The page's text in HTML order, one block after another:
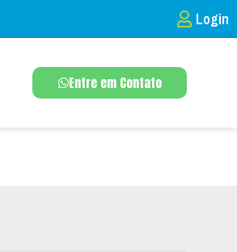
Login
Entre em Contato